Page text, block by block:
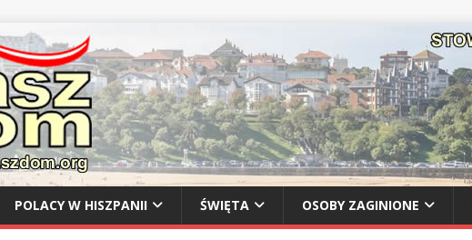
POLACY W HISZPANII ŚWIĘTA OSOBY ZAGINIONE